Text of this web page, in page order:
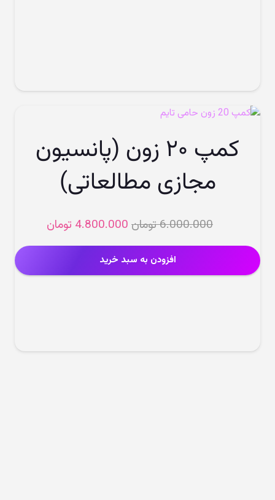
کمپ ۲۰ زون (پانسیون
مجازی مطالعاتی)
6.000.000تومان
قیمت
بود.
4.800.000 تومان
است.
افزودن به سبد خرید